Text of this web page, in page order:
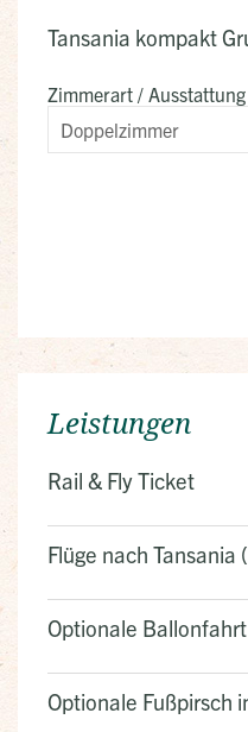
Tansania kompakt
Zimmerart / Ausstattung
Leistungen
Rail & Fly Ticket
Flüge nach Tansania
Optionale
Optionale Fußpirsch